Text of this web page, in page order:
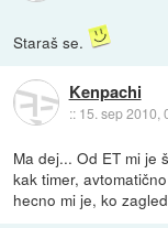
Staraš se.
Kenpachi
:: 15. sep 2010,
Ma dej... Od ET mi je
kak timer,
hecno mi je, ko